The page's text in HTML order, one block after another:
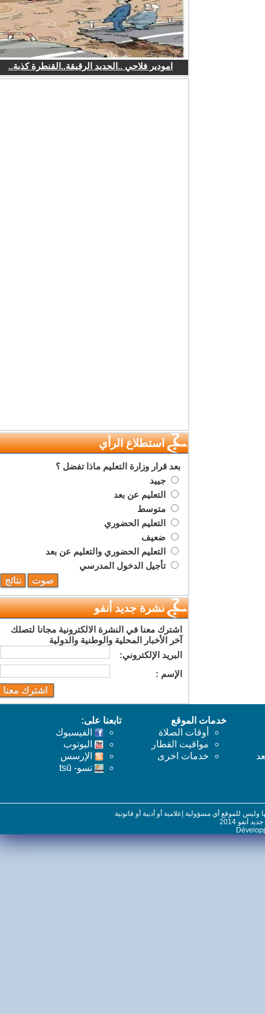
امودير فلاحي ..الحديد الرقيقة..القنطرة كذبة..
استطلاع الرأي
بعد قرار وزارة التعليم ماذا تفضل ؟
جييد
التعليم عن بعد
متوسط
التعليم الحضوري
ضعيف
التعليم الحضوري والتعليم عن بعد
تأجيل الدخول المدرسي
نشرة جديد أنفو
اشترك معنا في النشرة الالكترونية مجانا لتصلك
آخر الأخبار المحلية والوطنية والدولية
البريد اﻹلكتروني:
اﻹسم :
خدمات الموقع
أوقات الصلاة
مواقيت القطار
خدمات اخرى
تابعنا على:
الفيسبوك
اليوتوب
اﻹرسس
تسو- tsū
للموقع أي مسؤولية إعلامية أو أدبية أو قانونية
2014